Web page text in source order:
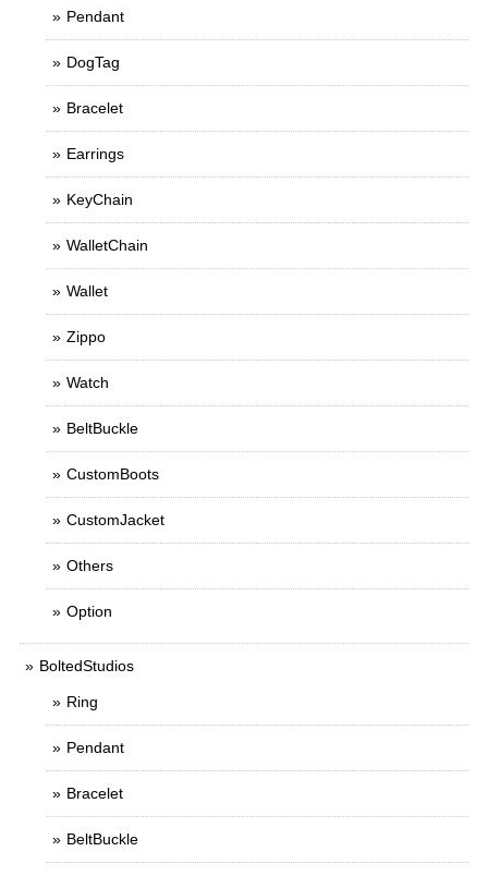
Pendant
DogTag
Bracelet
Earrings
KeyChain
WalletChain
Wallet
Zippo
Watch
BeltBuckle
CustomBoots
CustomJacket
Others
Option
BoltedStudios
Ring
Pendant
Bracelet
BeltBuckle